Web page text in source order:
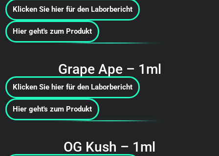
Klicken Sie hier für den Laborbericht
Hier geht's zum Produkt
Grape Ape – 1ml
Klicken Sie hier für den Laborbericht
Hier geht's zum Produkt
OG Kush – 1ml